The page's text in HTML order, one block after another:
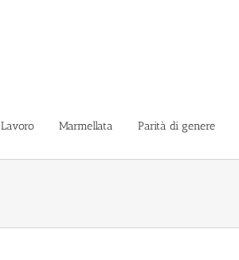
Lavoro Marmellata Parità di genere